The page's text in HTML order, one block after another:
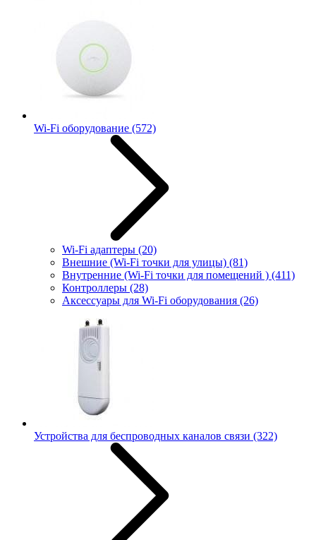
Wi-Fi оборудование (572)
Wi-Fi адаптеры (20)
Внешние (Wi-Fi точки для улицы) (81)
Внутренние (Wi-Fi точки для помещений ) (411)
Контроллеры (28)
Аксессуары для Wi-Fi оборудования (26)
Устройства для беспроводных каналов связи (322)